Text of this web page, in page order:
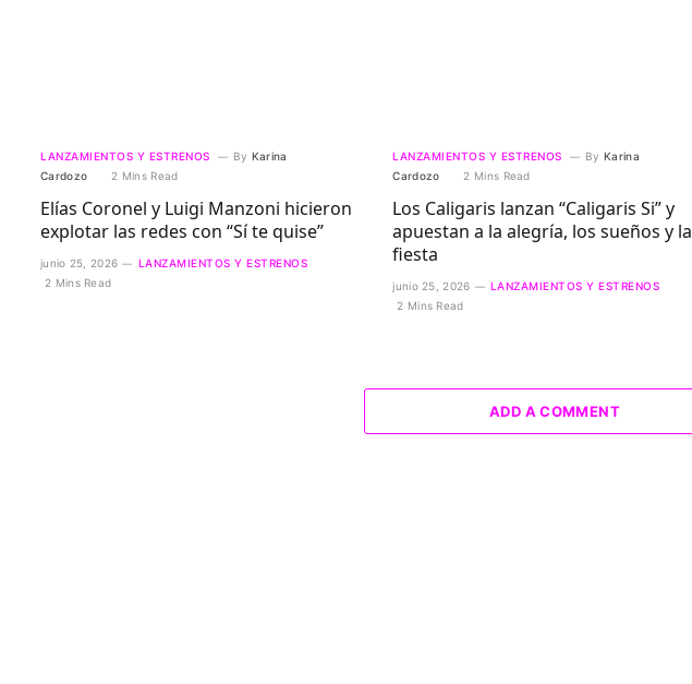
LANZAMIENTOS Y ESTRENOS By Karina
Cardozo
2 Mins Read
Elías Coronel y Luigi Manzoni hicieron
explotar las redes con “Sí te quise”
junio 25, 2026
LANZAMIENTOS Y ESTRENOS
2 Mins Read
LANZAMIENTOS Y ESTRENOS By Karina
Cardozo
2 Mins Read
Los Caligaris lanzan “Caligaris Si” y
apuestan a la alegría, los sueños y la
fiesta
junio 25, 2026
LANZAMIENTOS Y ESTRENOS
2 Mins Read
ADD A COMMENT